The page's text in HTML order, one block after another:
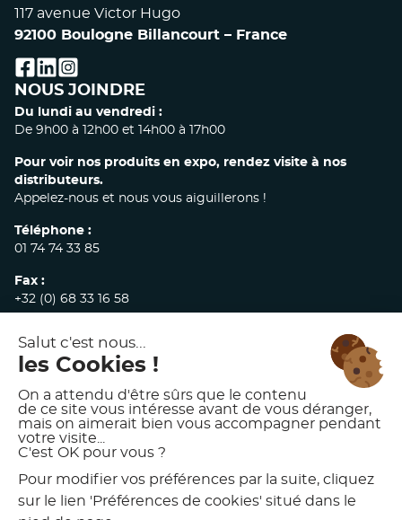
117 avenue Victor Hugo
92100 Boulogne Billancourt – France
facebook
linkedin
instagram
NOUS JOINDRE
Du lundi au vendredi :
De 9h00 à 12h00 et 14h00 à 17h00
Pour voir nos produits en expo, rendez visite à nos
distributeurs.
Appelez-nous et nous vous aiguillerons !
Téléphone :
01 74 74 33 85
Fax :
+32 (0) 68 33 16 58
commandes@akw-medicare.com
© 2026 AKW INTERNATIONAL
MENTIONS LÉGALES
POLITIQUE DE CONFIDENTIALITÉ
CONDITIONS GÉNÉRALES DE VENTE
CHARTE D’UTILISATION DES VISUELS AKW